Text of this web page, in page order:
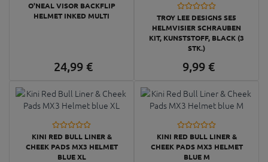
O'NEAL VISOR BACKFLIP
HELMET INKED MULTI
24,99€
TROY LEE DESIGNS SE5
HELMVISIER SCHRAUBEN
KIT, KUNSTSTOFF, BLACK (3
STK.)
9,99 €
KINI RED BULL LINER &
CHEEK PADS MX3 HELMET
BLUE XL
KINI RED BULL LINER &
CHEEK PADS MX3 HELMET
BLUE M